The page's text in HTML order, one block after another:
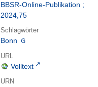
BBSR-Online-Publikation ;
2024,75
Schlagwörter
Bonn
URL
Volltext
URN